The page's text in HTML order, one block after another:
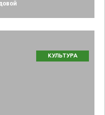
КУЛЬТУРА